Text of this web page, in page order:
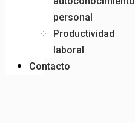
personal
Productividad
laboral
Contacto